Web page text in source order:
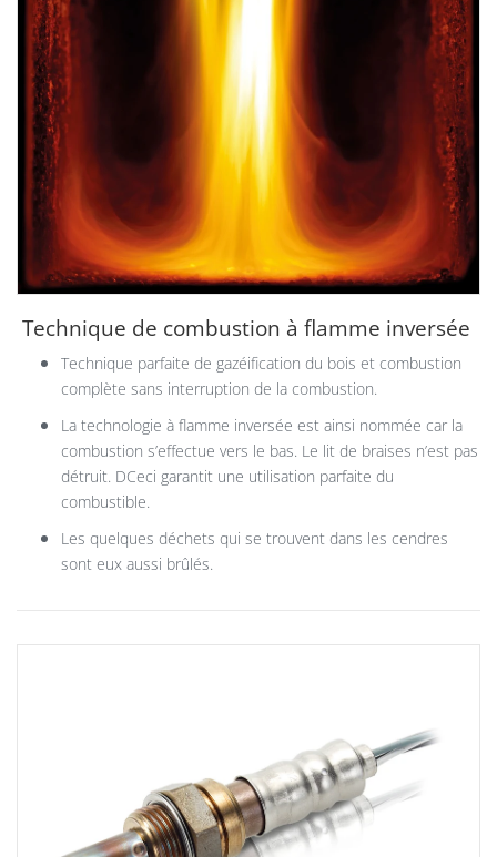
Technique de combustion à flamme inversée
​Technique parfaite de gazéification du bois et combustion
complète sans interruption de la combustion.
La technologie à flamme inversée est ainsi nommée car la
combustion s’effectue vers le bas. Le lit de braises n’est pas
détruit. DCeci garantit une utilisation parfaite du
combustible.
Les quelques déchets qui se trouvent dans les cendres
sont eux aussi brûlés.